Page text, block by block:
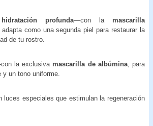
profunda—con la mascarilla
adapta como una segunda piel para restaurar la
de tu rostro.
la exclusiva mascarilla de albúmina, para
un tono uniforme.
especiales que estimulan la regeneración